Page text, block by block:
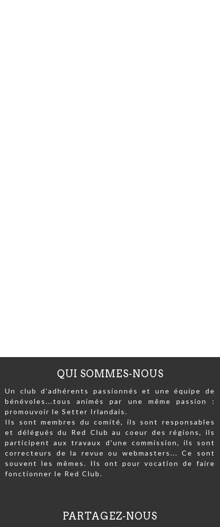
QUI SOMMES-NOUS
Un club d'adhérents passionnés et une équipe de
bénévoles...tous animés par une même passion :
promouvoir le Setter Irlandais.
Ils sont membres du comité, ils sont responsables
et délégués du Red Club au coeur des régions, ils
participent aux travaux d'une commission, ils sont
correcteurs de la revue ou webmasters... Ce sont
souvent les mêmes. Ils ont pour vocation de faire
fonctionner le Red Club.
PARTAGEZ-NOUS